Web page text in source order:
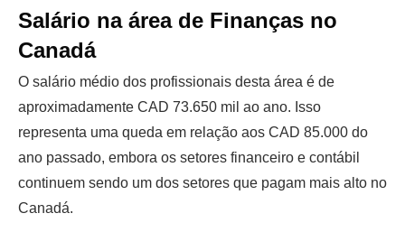
Salário na área de Finanças no
Canadá
O salário médio dos profissionais desta área é de
aproximadamente CAD 73.650 mil ao ano. Isso
representa uma queda em relação aos CAD 85.000 do
ano passado, embora os setores financeiro e contábil
continuem sendo um dos setores que pagam mais alto no
Canadá.